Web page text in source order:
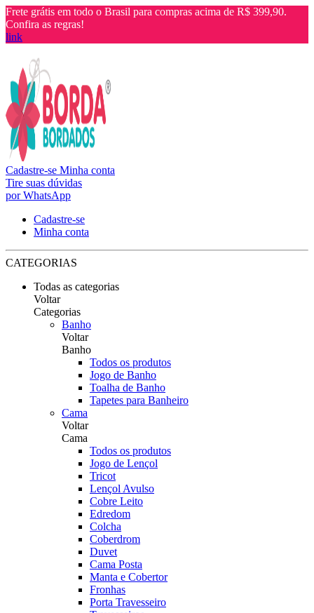
Frete grátis em todo o Brasil para compras acima de R$ 399,90.
Confira as regras!
link
Cadastre-se Minha conta
Tire suas dúvidas
por WhatsApp
Cadastre-se
Minha conta
CATEGORIAS
Todas as categorias
Voltar
Categorias
Banho
Voltar
Banho
Todos os produtos
Jogo de Banho
Toalha de Banho
Tapetes para Banheiro
Cama
Voltar
Cama
Todos os produtos
Jogo de Lençol
Tricot
Lençol Avulso
Cobre Leito
Edredom
Colcha
Coberdrom
Duvet
Cama Posta
Manta e Cobertor
Fronhas
Porta Travesseiro